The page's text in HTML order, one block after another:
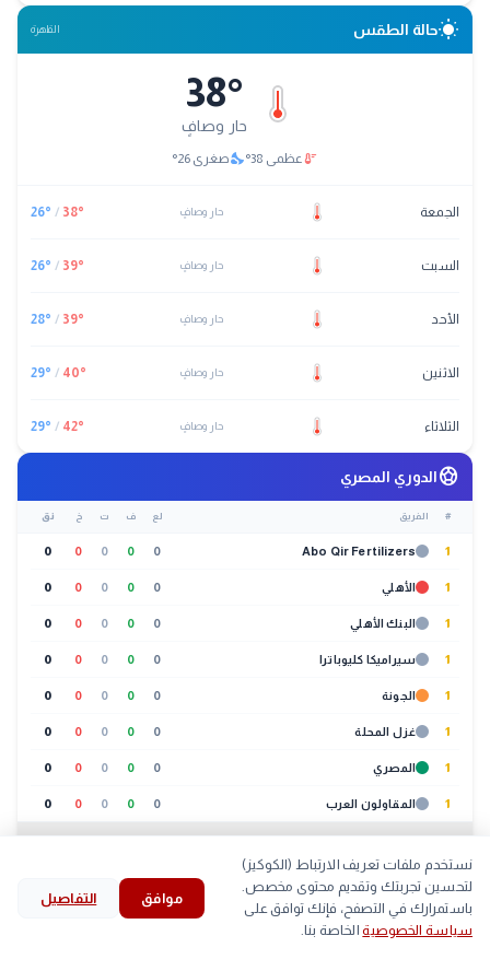
wb_sunnyحالة الطقس القاهرة
38°
حار وصافٍ
thermostat عظمى 38
°
nights_stayصغرى 26
°
الجمعة حار وصافٍ 38°
/
26°
السبت حار وصافٍ 39°
/
26°
الأحد حار وصافٍ 39°
/
28°
الاثنين حار وصافٍ 40°
/
29°
الثلاثاء حار وصافٍ 42°
/
29°
sports_soccerالدوري المصري
# الفريق لع ف ت خ نق
1
Abo Qir Fertilizers
0
0
0
0
0
1 الأهلي 0
0
0
0
0
1 البنك الأهلي 0
0
0
0
0
1 سيراميكا كليوباترا 0
0
0
0
0
1 الجونة 0
0
0
0
0
1 غزل المحلة 0
0
0
0
0
1 المصري 0
0
0
0
0
1 المقاولون العرب 0
0
0
0
0
عرض الكل (20 فريق)
🐔بورصة الدواجن
لحوم بيض
home
الرئيسية
explore
استكشف
history
bookmark
search
نستخدم ملفات تعريف الارتباط (الكوكيز)
لتحسين تجربتك وتقديم محتوى مخصص.
باستمرارك في التصفح، فإنك توافق على
سياسة الخصوصية الخاصة بنا.
موافق التفاصيل